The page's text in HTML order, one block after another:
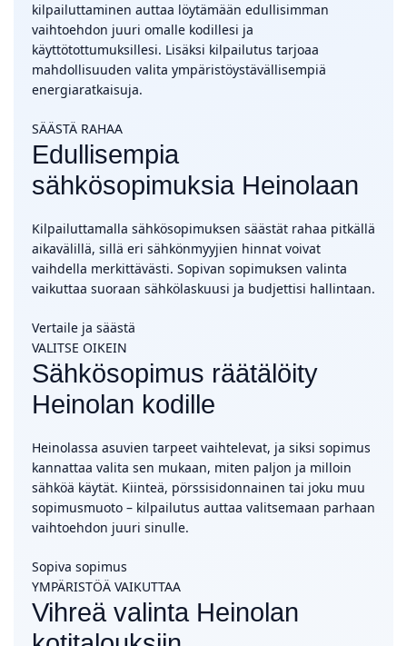
kilpailuttaminen auttaa löytämään edullisimman
vaihtoehdon juuri omalle kodillesi ja
käyttötottumuksillesi. Lisäksi kilpailutus tarjoaa
mahdollisuuden valita ympäristöystävällisempiä
energiaratkaisuja.
SÄÄSTÄ RAHAA
Edullisempia
sähkösopimuksia Heinolaan
Kilpailuttamalla sähkösopimuksen säästät rahaa pitkällä
aikavälillä, sillä eri sähkönmyyjien hinnat voivat
vaihdella merkittävästi. Sopivan sopimuksen valinta
vaikuttaa suoraan sähkölaskuusi ja budjettisi hallintaan.
Vertaile ja säästä
VALITSE OIKEIN
Sähkösopimus räätälöity
Heinolan kodille
Heinolassa asuvien tarpeet vaihtelevat, ja siksi sopimus
kannattaa valita sen mukaan, miten paljon ja milloin
sähköä käytät. Kiinteä, pörssisidonnainen tai joku muu
sopimusmuoto – kilpailutus auttaa valitsemaan parhaan
vaihtoehdon juuri sinulle.
Sopiva sopimus
YMPÄRISTÖÄ VAIKUTTAA
Vihreä valinta Heinolan